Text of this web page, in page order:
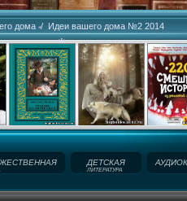
*
*
дома / Идеи вашего дома №2 2014
ДЕТСКАЯ
ЛИТЕРАТУРА